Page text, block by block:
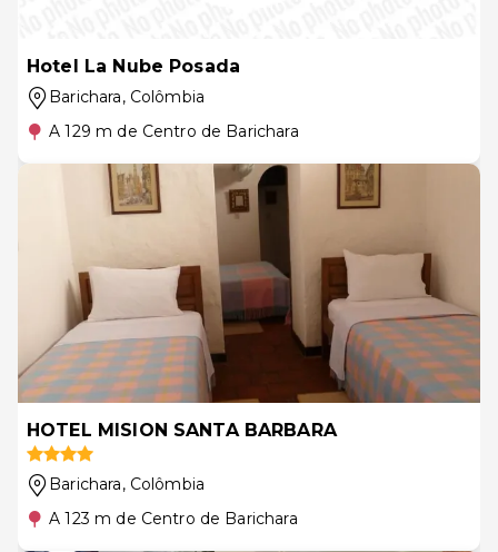
Hotel La Nube Posada
Barichara, Colômbia
A 129 m de Centro de Barichara
HOTEL MISION SANTA BARBARA
Barichara, Colômbia
A 123 m de Centro de Barichara